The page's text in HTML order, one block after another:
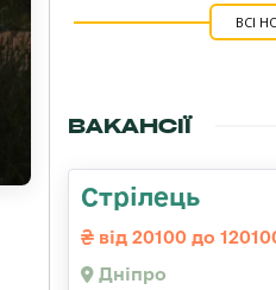
ВСІ
ВАКАНСІЇ
Стрілець
від 20100 до
Дніпро